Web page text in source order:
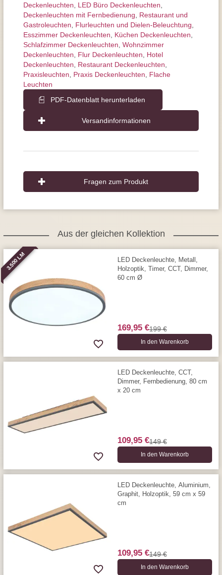
Deckenleuchten
LED Büro Deckenleuchten
Deckenleuchten mit Fernbedienung
Restaurant und
Gastroleuchten
Flurleuchten und Dielen-Beleuchtung
Esszimmer Deckenleuchten
Küchen Deckenleuchten
Schlafzimmer Deckenleuchten Wohnzimmer
Deckenleuchten
Flur Deckenleuchten
Hotel
Deckenleuchten
Restaurant Deckenleuchten
Praxisleuchten
Praxis Deckenleuchten
Flache
Leuchten
PDF-Datenblatt herunterladen
Versandinformationen
Fragen zum Produkt
Aus der gleichen Kollektion
3.500 LM
LED Deckenleuchte, Metall,
Holzoptik, Timer, CCT, Dimmer,
60 cm Ø
169,95 €199 €
In den Warenkorb
LED Deckenleuchte, CCT,
Dimmer, Fernbedienung, 80 cm
x 20 cm
109,95 €149 €
In den Warenkorb
LED Deckenleuchte, Aluminium,
Graphit, Holzoptik, 59 cm x 59
cm
109,95 €149 €
In den Warenkorb